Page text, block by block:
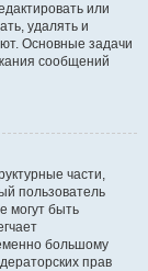
или
удалять и
Основные задачи
сообщений
части,
пользователь
могут быть
большому
прав